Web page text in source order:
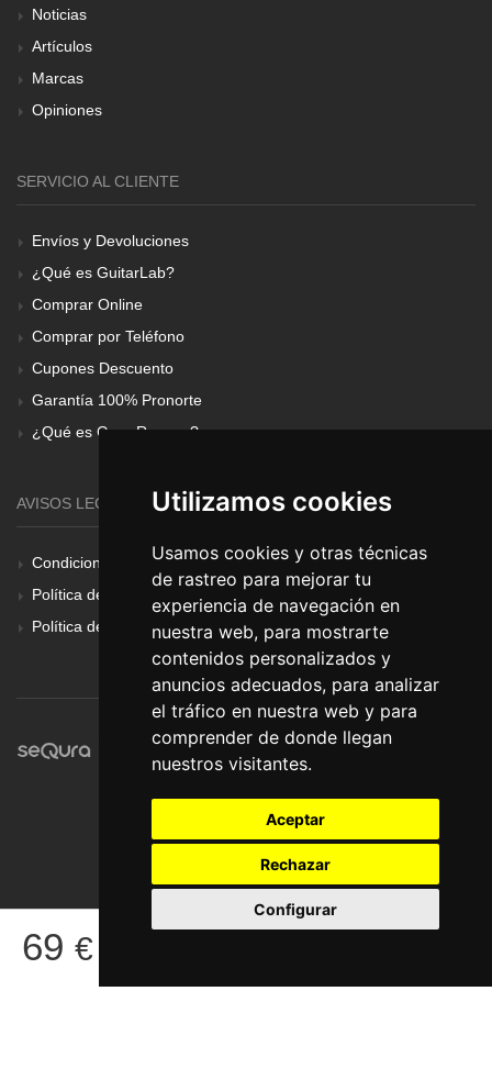
Utilizamos cookies
Usamos cookies y otras técnicas
de rastreo para mejorar tu
experiencia de navegación en
nuestra web, para mostrarte
contenidos personalizados y
anuncios adecuados, para analizar
el tráfico en nuestra web y para
comprender de donde llegan
nuestros visitantes.
Aceptar
Rechazar
Configurar
69 €
Noticias
Artículos
Marcas
Opiniones
SERVICIO AL CLIENTE
Envíos y Devoluciones
¿Qué es GuitarLab?
Comprar Online
Comprar por Teléfono
Cupones Descuento
Garantía 100% Pronorte
¿Qué es Gear Renove?
AVISOS LEGALES
Condiciones Generales
Política de Cookies
Política de Privacidad
© Pronorte Sonido SL. Todos los derechos reservados.